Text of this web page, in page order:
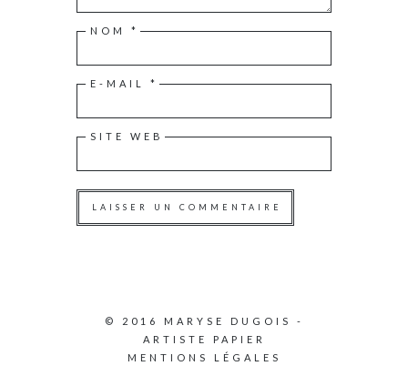
NOM *
E-MAIL *
SITE WEB
© 2016 MARYSE DUGOIS -
ARTISTE PAPIER
MENTIONS LÉGALES